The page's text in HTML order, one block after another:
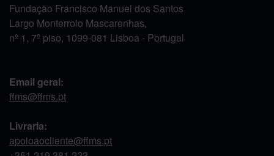
Fundação Francisco Manuel dos Santos
Largo Monterroio Mascarenhas,
nº 1, 7º piso, 1099-081 Lisboa - Portugal
Email geral:
ffms@ffms.pt
Livraria:
apoioaocliente@ffms.pt